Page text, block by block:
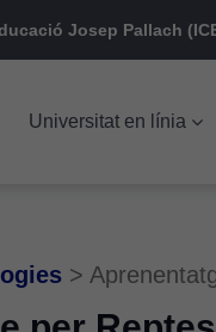
Josep Pallach
Universitat en línia
>